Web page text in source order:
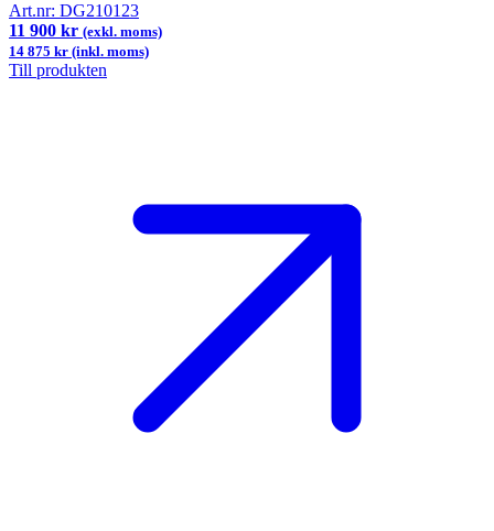
Art.nr: DG210123
11 900 kr (exkl. moms)
14 875 kr (inkl. moms)
Till produkten